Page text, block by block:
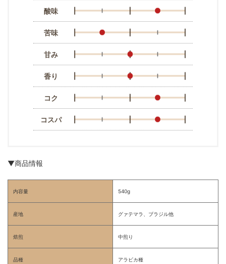
酸味
苦味
甘み
香り
コク
コスパ
▼商品情報
内容量 540g
産地 グァテマラ、ブラジル他
焙煎 中煎り
品種 アラビカ種